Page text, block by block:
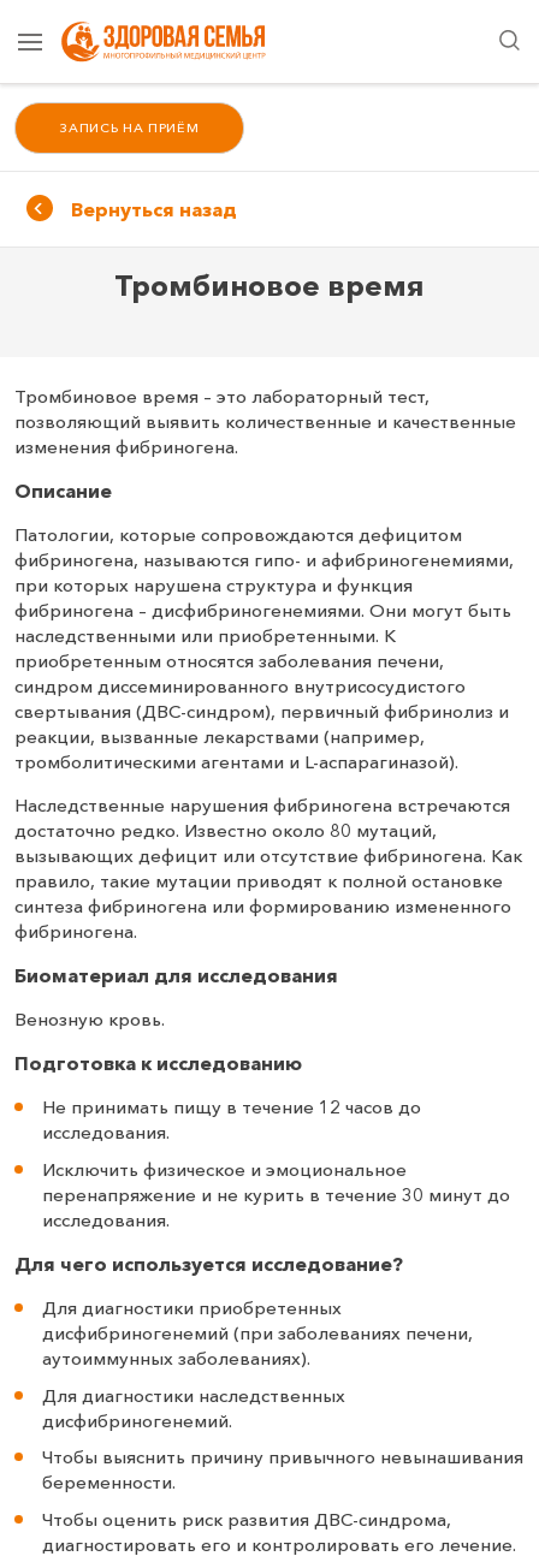
ЗАПИСЬ НА ПРИЁМ
Вернуться назад
Тромбиновое время
Тромбиновое время – это лабораторный тест,
позволяющий выявить количественные и качественные
изменения фибриногена.
Описание
Патологии, которые сопровождаются дефицитом
фибриногена, называются гипо- и афибриногенемиями,
при которых нарушена структура и функция
фибриногена – дисфибриногенемиями. Они могут быть
наследственными или приобретенными. К
приобретенным относятся заболевания печени,
синдром диссеминированного внутрисосудистого
свертывания (ДВС-синдром), первичный фибринолиз и
реакции, вызванные лекарствами (например,
тромболитическими агентами и L-аспарагиназой).
Наследственные нарушения фибриногена встречаются
достаточно редко. Известно около 80 мутаций,
вызывающих дефицит или отсутствие фибриногена. Как
правило, такие мутации приводят к полной остановке
синтеза фибриногена или формированию измененного
фибриногена.
Биоматериал для исследования
Венозную кровь.
Подготовка к исследованию
Не принимать пищу в течение 12 часов до
исследования.
Исключить физическое и эмоциональное
перенапряжение и не курить в течение 30 минут до
исследования.
Для чего используется исследование?
Для диагностики приобретенных
дисфибриногенемий (при заболеваниях печени,
аутоиммунных заболеваниях).
Для диагностики наследственных
дисфибриногенемий.
Чтобы выяснить причину привычного невынашивания
беременности.
Чтобы оценить риск развития ДВС-синдрома,
диагностировать его и контролировать его лечение.